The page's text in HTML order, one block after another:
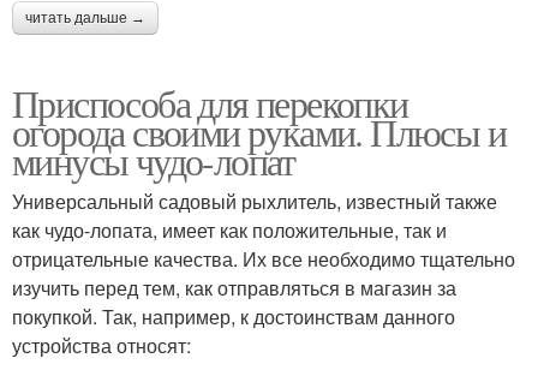
читать дальше →
Приспособа для перекопки
огорода своими руками. Плюсы и
минусы чудо-лопат
Универсальный садовый рыхлитель, известный также
как чудо-лопата, имеет как положительные, так и
отрицательные качества. Их все необходимо тщательно
изучить перед тем, как отправляться в магазин за
покупкой. Так, например, к достоинствам данного
устройства относят: